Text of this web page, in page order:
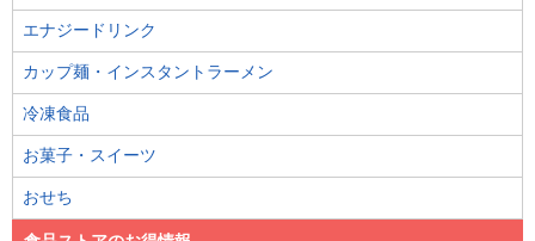
エナジードリンク
カップ麺・インスタントラーメン
冷凍食品
お菓子・スイーツ
おせち